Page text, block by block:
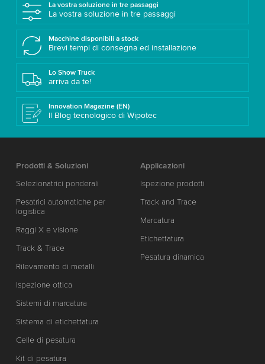
La vostra soluzione in tre passaggi
La vostra soluzione in tre passaggi
Macchine disponibili a stock
Brevi tempi di consegna ed installazione
Lo Show Truck
arriva da te!
Innovation Magazine (EN)
Il Blog tecnologico di Wipotec
Prodotti & Soluzioni
Selezionatrici ponderali
Pesatrici automatiche per
logistica
Raggi X e visione
Track & Trace
Rilevamento di metalli
Ispezione ottica
Sistemi di marcatura
Sistema di etichettatura
Celle di pesatura
Kit di pesatura
Applicazioni
Ispezione prodotti
Track and Trace
Marcatura
Etichettatura
Pesatura dinamica